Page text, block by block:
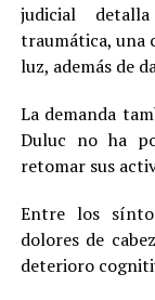
judicial
traumática, una
luz, además de
La demanda
Duluc no ha
retomar sus
Entre los
dolores de
deterioro